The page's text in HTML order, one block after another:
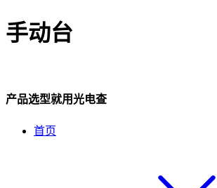
手动台
产品选型就用光电查
首页